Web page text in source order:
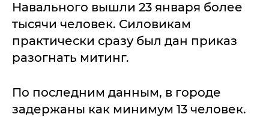
Навального вышли 23 января более
тысячи человек. Силовикам
практически сразу был дан приказ
разогнать митинг.
По последним данным, в городе
задержаны как минимум 13 человек.